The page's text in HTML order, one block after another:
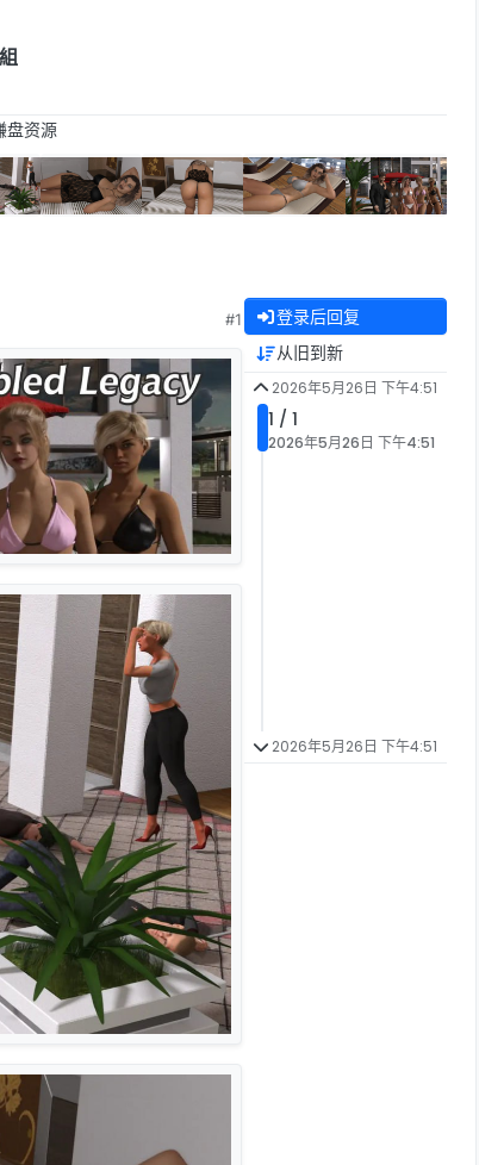
盘资源
#1 登录后回复
从旧到新
2026年5月26日 下午4:51
1 / 1
2026年5月26日 下午4:51
2026年5月26日 下午4:51